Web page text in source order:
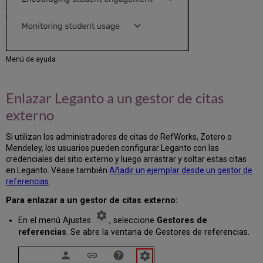
Enriquecimiento
metadatos
citas
fechas
cursos
Modificar
detalles
de
lista
Suprimir
de
proceso
Menú de ayuda
Enlazar Leganto a un gestor de citas
externo
Si utilizan los administradores de citas de RefWorks, Zotero o
Mendeley, los usuarios pueden configurar Leganto con las
credenciales del sitio externo y luego arrastrar y soltar estas citas
en Leganto. Véase tambiénAñadir un ejemplar desde un gestor de
referencias
Para enlazar a un gestor de citas externo:
En el menú Ajustes
, seleccione Gestores de
referencias. Se abre la ventana de Gestores de referencias.